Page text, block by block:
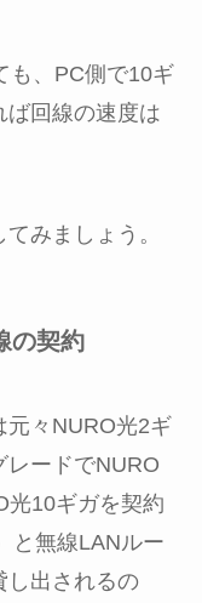
も、PC側で10ギ
ば回線の速度は
みましょう。
の契約
元々NURO光2ギ
レードでNURO
光10ギガを契約
と無線LANルー
し出されるの